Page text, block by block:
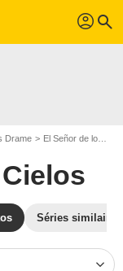
profil search
Drame El Señor de los Cielos
Séries similaires